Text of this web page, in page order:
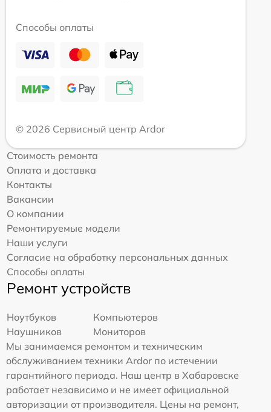
Способы оплаты
© 2026 Сервисный центр Ardor
Стоимость ремонта
Оплата и доставка
Контакты
Вакансии
О компании
Ремонтируемые модели
Наши услуги
Согласие на обработку персональных данных
Способы оплаты
Ремонт устройств
Ноутбуков
Компьютеров
Наушников
Мониторов
Мы занимаемся ремонтом и техническим
обслуживанием техники Ardor по истечении
гарантийного периода. Наш центр в Хабаровске
работает независимо и не имеет официальной
авторизации от производителя. Цены на ремонт,